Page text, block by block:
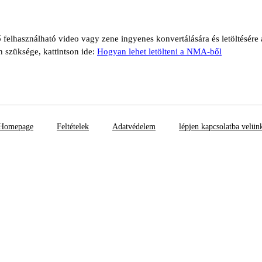
video vagy zene ingyenes konvertálására és
szüksége, kattintson ide: Hogyan lehet letölteni a NMA-ből
Feltételek Adatvédelem lépjen kapcsolatba